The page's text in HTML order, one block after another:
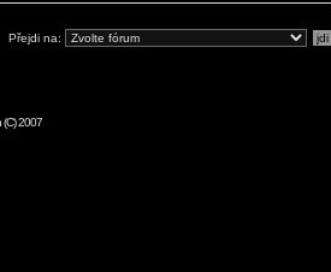
Přejdi na:
(C) 2007